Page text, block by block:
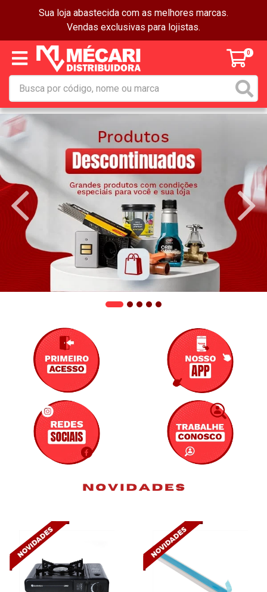
Sua loja abastecida com as melhores marcas.
Vendas exclusivas para lojistas.
0